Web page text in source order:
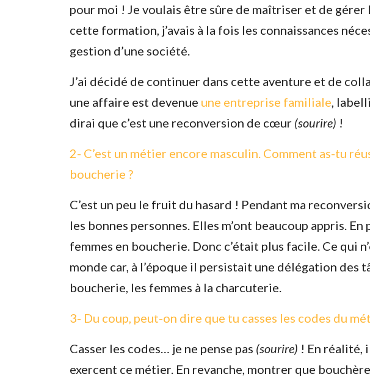
Email*
Ce site est
Conditions
pour moi ! Je voulais être sûre de maîtriser et de gérer
cette formation, j’avais à la fois les connaissances
gestion d’une société.
J’ai décidé de continuer dans cette aventure et de
une affaire est devenue une entreprise familiale ,
dirai que c’est une reconversion de cœur (sourire) !
2- C’est un métier encore masculin. Comment as-tu
boucherie ?
C’est un peu le fruit du hasard ! Pendant ma
les bonnes personnes. Elles m’ont beaucoup appris.
femmes en boucherie. Donc c’était plus facile. Ce qui
monde car, à l’époque il persistait une délégation des
boucherie, les femmes à la charcuterie.
3- Du coup, peut-on dire que tu casses les codes du
Casser les codes… je ne pense pas (sourire) ! En réalité,
exercent ce métier. En revanche, montrer que